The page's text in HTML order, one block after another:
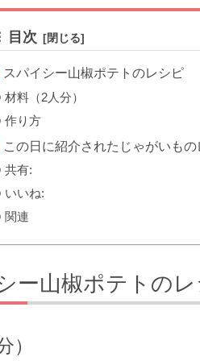
目次
スパイシー山椒ポテトのレシピ
材料（2人分）
作り方
この日に紹介されたじゃがいも
共有:
いいね:
関連
ー山椒ポテトの
）